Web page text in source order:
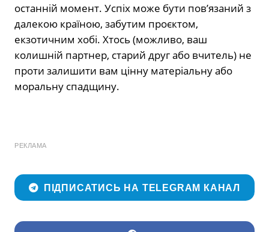
останній момент. Успіх може бути пов’язаний з
далекою країною, забутим проєктом,
екзотичним хобі. Хтось (можливо, ваш
колишній партнер, старий друг або вчитель) не
проти залишити вам цінну матеріальну або
моральну спадщину.
РЕКЛАМА
ПІДПИСАТИСЬ НА TELEGRAM КАНАЛ